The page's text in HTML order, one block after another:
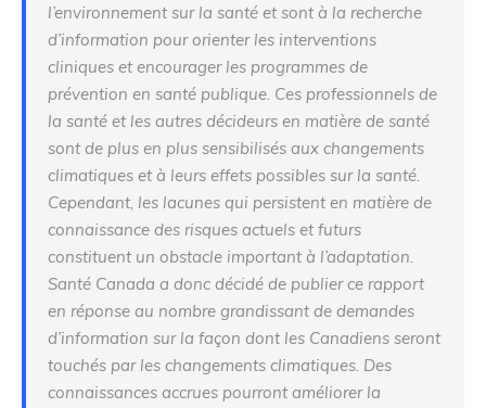
l’environnement sur la santé et sont à la recherche
d’information pour orienter les interventions
cliniques et encourager les programmes de
prévention en santé publique. Ces professionnels de
la santé et les autres décideurs en matière de santé
sont de plus en plus sensibilisés aux changements
climatiques et à leurs effets possibles sur la santé.
Cependant, les lacunes qui persistent en matière de
connaissance des risques actuels et futurs
constituent un obstacle important à l’adaptation.
Santé Canada a donc décidé de publier ce rapport
en réponse au nombre grandissant de demandes
d’information sur la façon dont les Canadiens seront
touchés par les changements climatiques. Des
connaissances accrues pourront améliorer la